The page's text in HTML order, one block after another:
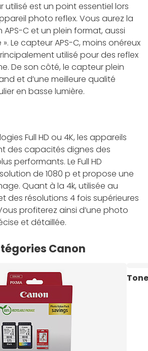
utilisé est un point essentiel lors
photo reflex. Vous aurez la
C et un plein format, aussi
Le capteur APS-C, moins onéreux
utilisé pour des reflex
De son côté, le capteur plein
et d’une meilleure qualité
en basse lumière.
Full HD ou 4K, les appareils
des capacités dignes des
performants. Le Full HD
de 1080 p et propose une
Quant à la 4k, utilisée au
des résolutions 4 fois supérieures
profiterez ainsi d’une photo
et détaillée.
Canon